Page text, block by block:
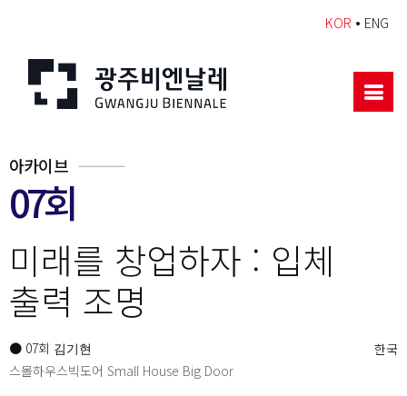
KOR • ENG
아카이브
07회
미래를 창업하자 : 입체
출력 조명
● 07회 김기현
한국
스몰하우스빅도어 Small House Big Door